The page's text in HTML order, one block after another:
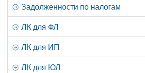
Задолженности по налогам
ЛК для ФЛ
ЛК для ИП
ЛК для ЮЛ